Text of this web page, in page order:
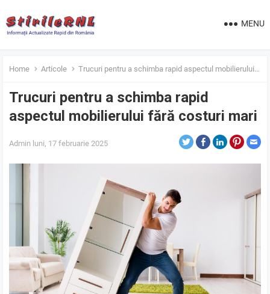
MENU
Home Articole Trucuri pentru a schimba rapid aspectul mobilierului fără costuri mari
Trucuri pentru a schimba rapid
aspectul mobilierului fără costuri mari
Admin luni, 17 februarie 2025